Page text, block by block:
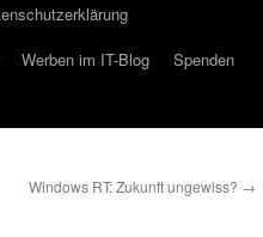
Werben im IT-Blog
Spenden
Windows RT: Zukunft ungewiss? →